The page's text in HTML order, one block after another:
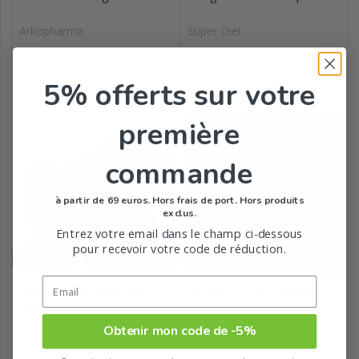
Arkopharma
12,99€
Super Diet
Prix
14,69 €
Indisponible
Maux de Tête Flash Bio 14
gélules
Densmore
5% offerts sur votre
première
commande
à partir de 69 euros. Hors frais de port. Hors produits
exclus.
Entrez votre email dans le champ ci-dessous
pour recevoir votre code de réduction.
Obtenir mon code de -5%